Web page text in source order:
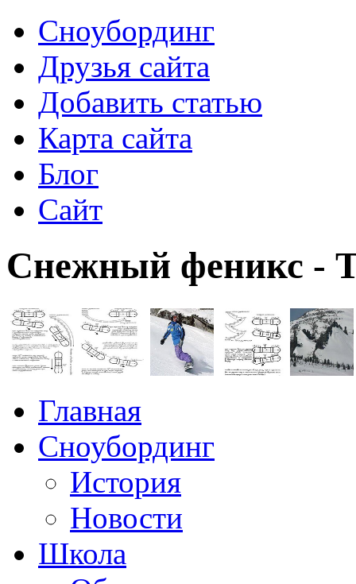
Сноубординг
Друзья сайта
Добавить статью
Карта сайта
Блог
Сайт
Снежный феникс -
Главная
Сноубординг
История
Новости
Школа